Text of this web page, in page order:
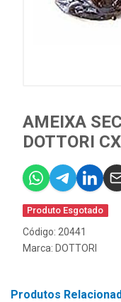
AMEIXA
DOTTORI
Produto Esgotado
Código: 20441
Marca: DOTTORI
Produtos